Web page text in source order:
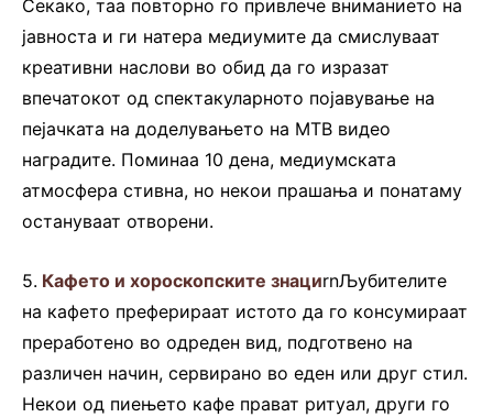
Секако, таа повторно го привлече вниманието на
јавноста и ги натера медиумите да смислуваат
креативни наслови во обид да го изразат
впечатокот од спектакуларното појавување на
пејачката на доделувањето на МТВ видео
наградите. Поминаа 10 дена, медиумската
атмосфера стивна, но некои прашања и понатаму
остануваат отворени.
5. Кафето и хороскопските знациrnЉубителите
на кафето преферираат истото да го консумираат
преработено во одреден вид, подготвено на
различен начин, сервирано во еден или друг стил.
Некои од пиењето кафе прават ритуал, други го